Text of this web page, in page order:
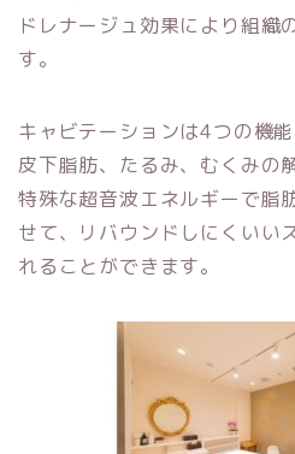
ドレナージュ効果により組織
す。
キャビテーションは4つの機
皮下脂肪、たるみ、むくみの
特殊な超音波エネルギーで脂
せて、リバウンドしにくいい
れることができます。